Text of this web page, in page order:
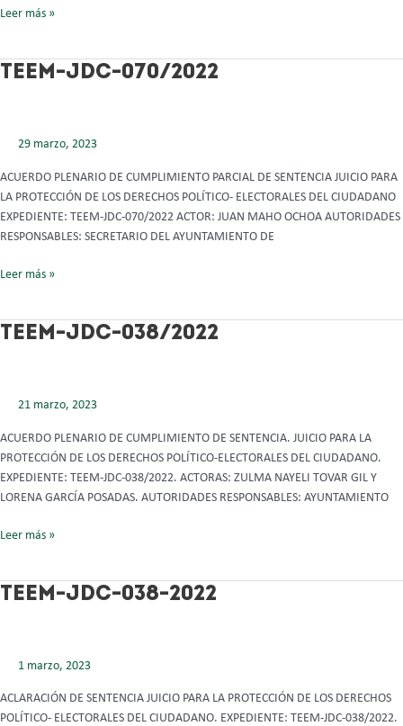
Leer más »
TEEM-JDC-070/2022
29 marzo, 2023
ACUERDO PLENARIO DE CUMPLIMIENTO PARCIAL DE SENTENCIA JUICIO PARA
LA PROTECCIÓN DE LOS DERECHOS POLÍTICO- ELECTORALES DEL CIUDADANO
EXPEDIENTE: TEEM-JDC-070/2022 ACTOR: JUAN MAHO OCHOA AUTORIDADES
RESPONSABLES: SECRETARIO DEL AYUNTAMIENTO DE
TEEM-
Leer más »
TEEM-JDC-038/2022
21 marzo, 2023
ACUERDO PLENARIO DE CUMPLIMIENTO DE SENTENCIA. JUICIO PARA LA
PROTECCIÓN DE LOS DERECHOS POLÍTICO-ELECTORALES DEL CIUDADANO.
EXPEDIENTE: TEEM-JDC-038/2022. ACTORAS: ZULMA NAYELI TOVAR GIL Y
LORENA GARCÍA POSADAS. AUTORIDADES RESPONSABLES: AYUNTAMIENTO
TEEM-
Leer más »
TEEM-JDC-038-2022
1 marzo, 2023
ACLARACIÓN DE SENTENCIA JUICIO PARA LA PROTECCIÓN DE LOS DERECHOS
POLÍTICO- ELECTORALES DEL CIUDADANO. EXPEDIENTE: TEEM-JDC-038/2022.
TEEM-